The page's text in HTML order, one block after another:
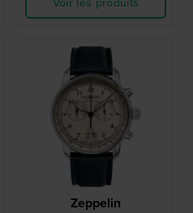
Zeppelin